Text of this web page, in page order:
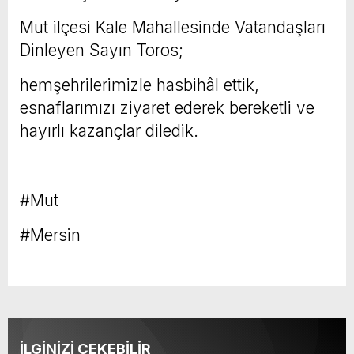
Mut ilçesi Kale Mahallesinde Vatandaşları
Dinleyen Sayın Toros;
hemşehrilerimizle hasbihâl ettik,
esnaflarımızı ziyaret ederek bereketli ve
hayırlı kazançlar diledik.
#Mut
#Mersin
İLGİNİZİ ÇEKEBİLİR